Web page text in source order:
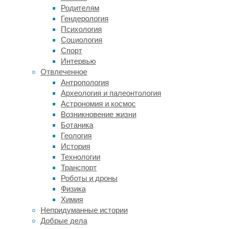
Родителям
Гендерология
Психология
Социология
Спорт
Интервью
Отвлеченное
Антропология
Археология и палеонтология
Астрономия и космос
Возникновение жизни
Ботаника
Геология
История
Технологии
Транспорт
Роботы и дроны
Физика
Химия
Непридуманные истории
Добрые дела
плавно
переходят
к
шее
и
стопам.
Перевернув
клиента,
процедура
происходит
в
обратном
направлении.
Местная
процедура
подразумевает
работу
специалиста
с
определенной
частью